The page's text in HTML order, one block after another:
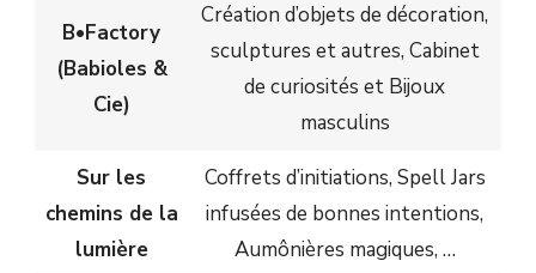
B•Factory
(Babioles &
Cie)
Création d’objets de décoration,
sculptures et autres, Cabinet
de curiosités et Bijoux
masculins
Sur les
chemins de la
lumière
Coffrets d’initiations, Spell Jars
infusées de bonnes intentions,
Aumônières magiques, …